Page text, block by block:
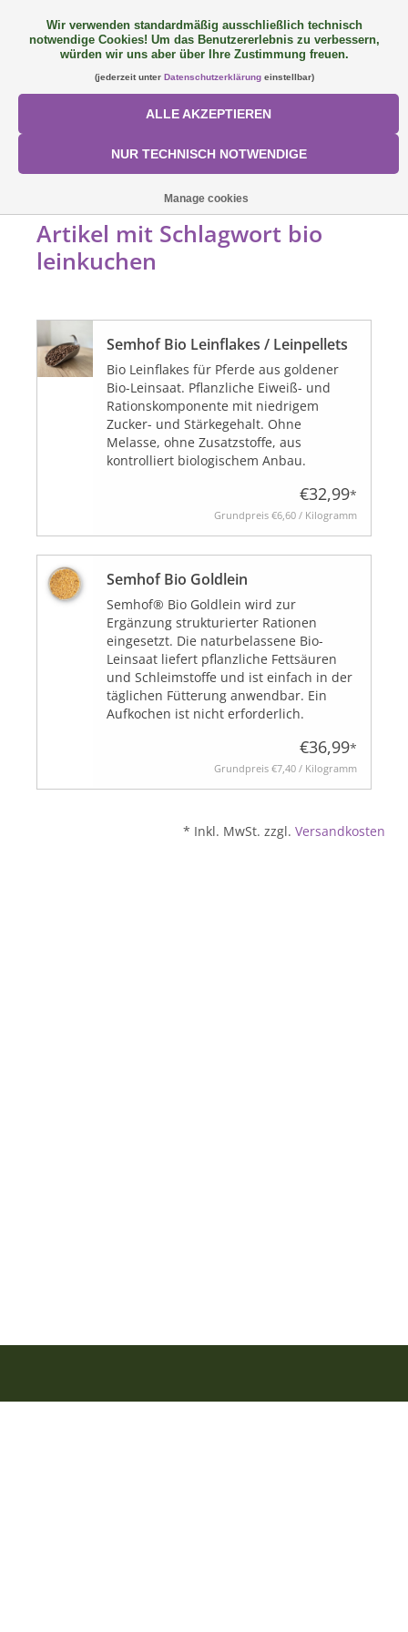
+49 (0) 9081 9025240 0 Artikel - €0,00
ALLE PRODUKTE
FÜTTERUNGSKONZEPT
AKTIONEN
BLOG
Biozertifiziert
STARTSEITE/SCHLAGWORTE
Artikel mit Schlagwort bio
leinkuchen
Semhof Bio Leinflakes / Leinpellets
Bio Leinflakes für Pferde aus goldener
Bio-Leinsaat. Pflanzliche Eiweiß- und
Rationskomponente mit niedrigem
Zucker- und Stärkegehalt. Ohne
Melasse, ohne Zusatzstoffe, aus
kontrolliert biologischem Anbau.
€32,99*
Grundpreis €6,60 / Kilogramm
Semhof Bio Goldlein
Semhof® Bio Goldlein wird zur
Ergänzung strukturierter Rationen
eingesetzt. Die naturbelassene Bio-
Leinsaat liefert pflanzliche Fettsäuren
und Schleimstoffe und ist einfach in der
täglichen Fütterung anwendbar. Ein
Aufkochen ist nicht erforderlich.
€36,99*
Grundpreis €7,40 / Kilogramm
* Inkl. MwSt. zzgl. Versandkosten
Wir verwenden standardmäßig ausschließlich technisch
notwendige Cookies! Um das Benutzererlebnis zu verbessern,
würden wir uns aber über Ihre Zustimmung freuen.
(jederzeit unter Datenschutzerklärungeinstellbar)
ALLE AKZEPTIEREN
NUR TECHNISCH NOTWENDIGE
Manage cookies